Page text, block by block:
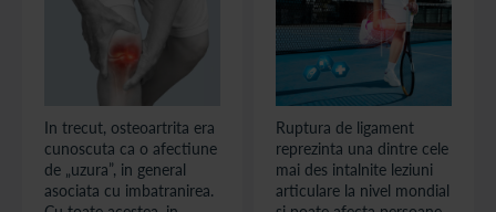
In trecut, osteoartrita era
cunoscuta ca o afectiune
de „uzura”, in general
asociata cu imbatranirea.
preventie
Ruptura de ligament
reprezinta una dintre cele
mai des intalnite leziuni
articulare la nivel mondial